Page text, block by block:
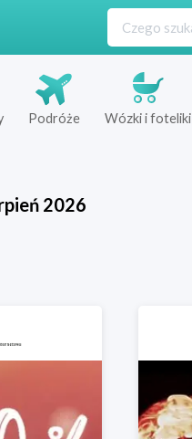
Podróże Wózki i foteliki
2026